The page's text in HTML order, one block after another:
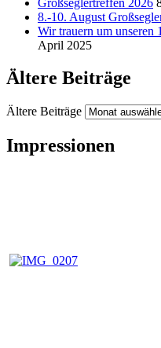
8.-10. August
Wir trauern um unseren
April 2025
Ältere Beiträge
Ältere Beiträge
Impressionen